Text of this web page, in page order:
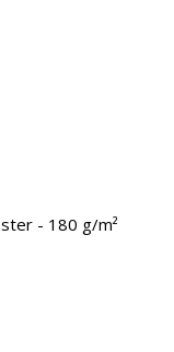
- 180 g/m²